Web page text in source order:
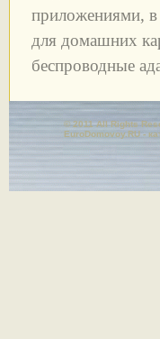
приложениями,
для домашних
беспроводные
© 2011 All Rights
EuroDomovoy.RU -